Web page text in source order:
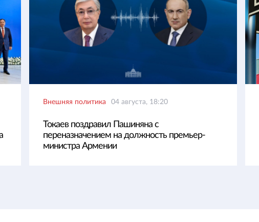
Внешняя политика 04 августа, 18:20
Токаев поздравил Пашиняна с
переназначением на должность премьер-
министра Армении